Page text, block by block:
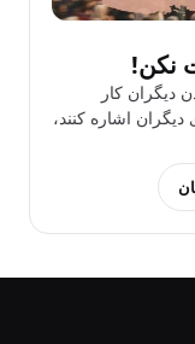
نکن!
دیگران کار
اشاره کنند،